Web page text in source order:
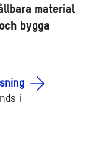
material
bygga